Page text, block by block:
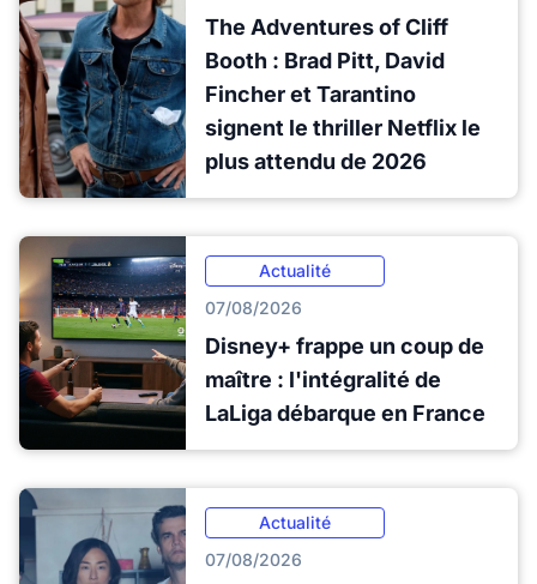
The Adventures of Cliff
Booth : Brad Pitt, David
Fincher et Tarantino
signent le thriller Netflix le
plus attendu de 2026
Actualité
07/08/2026
Disney+ frappe un coup de
maître : l'intégralité de
LaLiga débarque en France
Actualité
07/08/2026